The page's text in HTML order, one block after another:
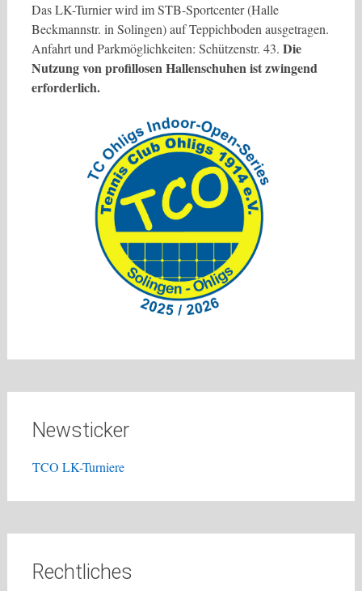
Das LK-Turnier wird im STB-Sportcenter (Halle
Beckmannstr. in Solingen) auf Teppichboden ausgetragen.
Anfahrt und Parkmöglichkeiten: Schützenstr. 43. Die
Nutzung von profillosen Hallenschuhen ist zwingend
erforderlich.
Newsticker
TCO LK-Turniere
Rechtliches